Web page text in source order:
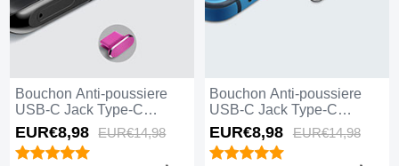
Bouchon Anti-poussiere
USB-C Jack Type-C
Universel H08 pour Apple
iPhone 15 Pro Max Rose
Rouge
EUR€8,98 EUR€14,98
Bouchon Anti-poussiere
USB-C Jack Type-C
Universel H07 pour Apple
iPhone 15 Pro Max Argent
EUR€8,98 EUR€14,98